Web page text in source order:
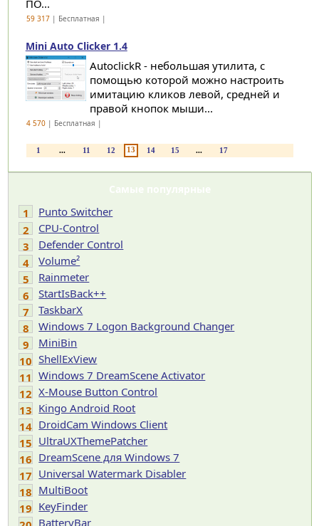
ПО...
59 317| Бесплатная |
Mini Auto Clicker 1.4
AutoclickR - небольшая утилита, с
помощью которой можно настроить
имитацию кликов левой, средней и
правой кнопок мыши...
4 570| Бесплатная |
1 ... 11 12 13 14 15 ... 17
Самые популярные
1
Punto Switcher
2
CPU-Control
3
Defender Control
4
Volume²
5
Rainmeter
6
StartIsBack++
7
TaskbarX
8
Windows 7 Logon Background Changer
9
MiniBin
10 ShellExView
11 Windows 7 DreamScene Activator
12 X-Mouse Button Control
13 Kingo Android Root
14 DroidCam Windows Client
15 UltraUXThemePatcher
16 DreamScene для Windows 7
17 Universal Watermark Disabler
18 MultiBoot
19 KeyFinder
BatteryBar